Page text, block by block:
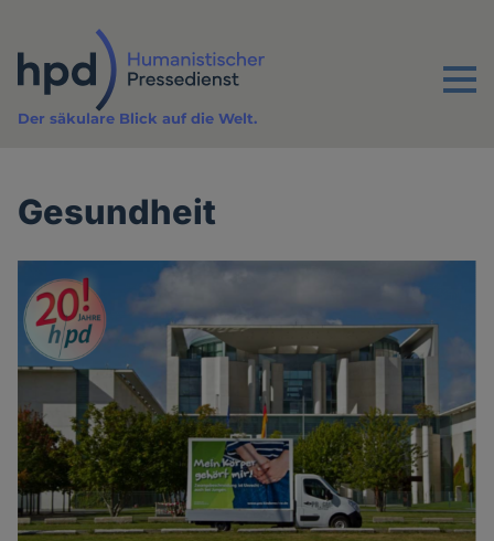
Inhalt
Menu
Der säkulare Blick auf die Welt.
Gesundheit